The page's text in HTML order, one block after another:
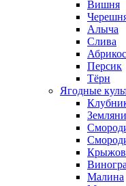
Вишня
Алыча
Слива
Абрикос
Персик
Тёрн
Ягодные
Малина